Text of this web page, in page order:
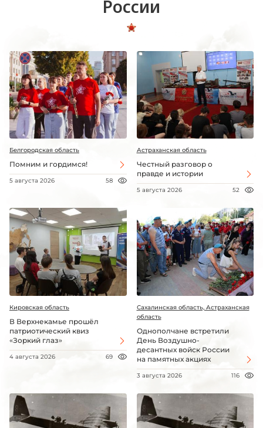
России
Белгородская область
Помним и гордимся!
5 августа 2026 58
Астраханская область
Честный разговор о
правде и истории
5 августа 2026 52
Кировская область
В Верхнекамье прошёл
патриотический квиз
«Зоркий глаз»
4 августа 2026 69
Сахалинская область, Астраханская
область
Однополчане встретили
День Воздушно-
десантных войск России
на памятных акциях
3 августа 2026 116